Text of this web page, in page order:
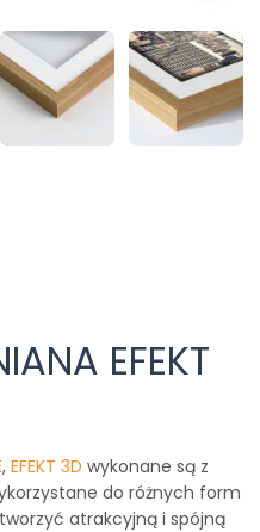
EFEKT
, EFEKT 3D wykonane są z
do różnych form
atrakcyjną i spójną